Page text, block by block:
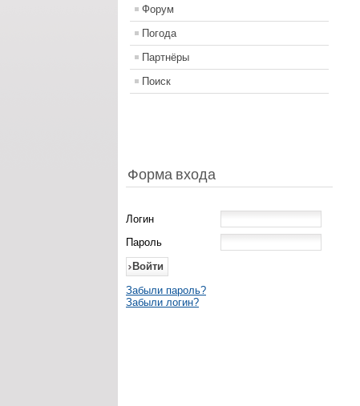
Форум
Погода
Партнёры
Поиск
Форма входа
Логин
Пароль
Забыли пароль?
Забыли логин?